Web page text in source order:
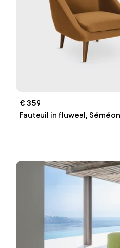
€ 359
Fauteuil in fluweel, Séméon